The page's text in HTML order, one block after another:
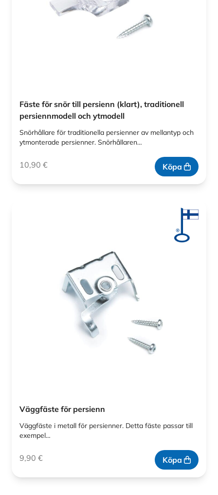
Fäste för snör till persienn (klart), traditionell
persiennmodell och ytmodell
Snörhållare för traditionella persienner av mellantyp och
ytmonterade persienner. Snörhållaren…
10,90 € Köpa
Väggfäste för persienn
Väggfäste i metall för persienner. Detta fäste passar till
exempel…
9,90 € Köpa